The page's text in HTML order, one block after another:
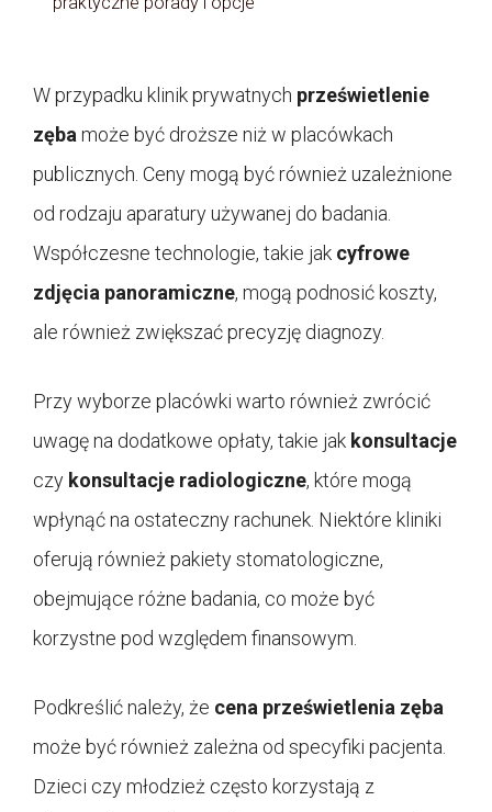
W przypadku klinik prywatnych prześwietlenie
zęba może być droższe niż w placówkach
publicznych. Ceny mogą być również uzależnione
od rodzaju aparatury używanej do badania.
Współczesne technologie, takie jak cyfrowe
zdjęcia panoramiczne, mogą podnosić koszty,
ale również zwiększać precyzję diagnozy.
Przy wyborze placówki warto również zwrócić
uwagę na dodatkowe opłaty, takie jak konsultacje
czy konsultacje radiologiczne, które mogą
wpłynąć na ostateczny rachunek. Niektóre kliniki
oferują również pakiety stomatologiczne,
obejmujące różne badania, co może być
korzystne pod względem finansowym.
Podkreślić należy, że cena prześwietlenia zęba
może być również zależna od specyfiki pacjenta.
Dzieci czy młodzież często korzystają z